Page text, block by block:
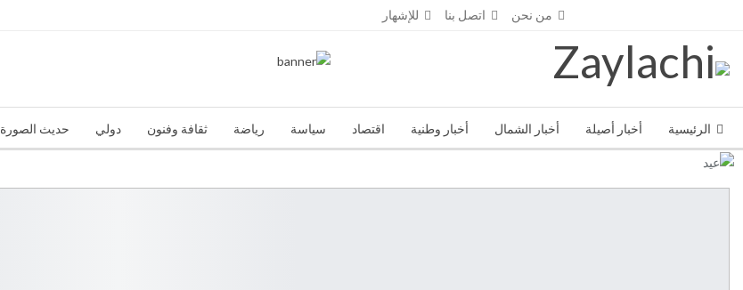
من نحن اتصل بنا للإشهار
الرئيسية أخبار أصيلة أخبار الشمال أخبار وطنية اقتصاد سياسة رياضة ثقافة وفنون دولي حديث الصورة